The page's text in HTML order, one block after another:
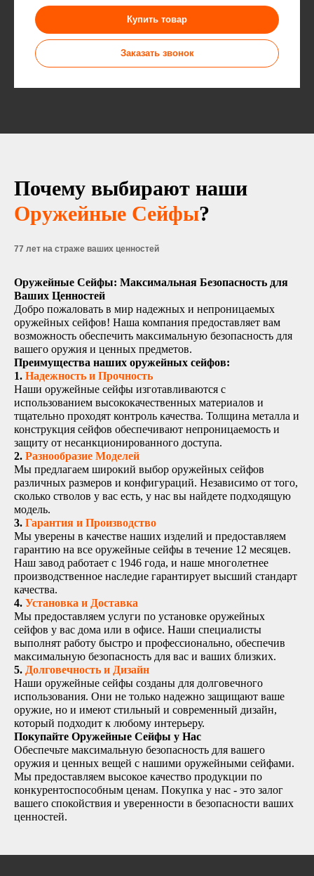
Купить товар
Заказать звонок
Почему выбирают наши
Оружейные Сейфы?
77 лет на страже ваших ценностей
Оружейные Сейфы: Максимальная Безопасность для
Ваших Ценностей
Добро пожаловать в мир надежных и непроницаемых
оружейных сейфов! Наша компания предоставляет вам
возможность обеспечить максимальную безопасность для
вашего оружия и ценных предметов.
Преимущества наших оружейных сейфов:
1. Надежность и Прочность
Наши оружейные сейфы изготавливаются с
использованием высококачественных материалов и
тщательно проходят контроль качества. Толщина металла и
конструкция сейфов обеспечивают непроницаемость и
защиту от несанкционированного доступа.
2. Разнообразие Моделей
Мы предлагаем широкий выбор оружейных сейфов
различных размеров и конфигураций. Независимо от того,
сколько стволов у вас есть, у нас вы найдете подходящую
модель.
3. Гарантия и Производство
Мы уверены в качестве наших изделий и предоставляем
гарантию на все оружейные сейфы в течение 12 месяцев.
Наш завод работает с 1946 года, и наше многолетнее
производственное наследие гарантирует высший стандарт
качества.
4. Установка и Доставка
Мы предоставляем услуги по установке оружейных
сейфов у вас дома или в офисе. Наши специалисты
выполнят работу быстро и профессионально, обеспечив
максимальную безопасность для вас и ваших близких.
5. Долговечность и Дизайн
Наши оружейные сейфы созданы для долговечного
использования. Они не только надежно защищают ваше
оружие, но и имеют стильный и современный дизайн,
который подходит к любому интерьеру.
Покупайте Оружейные Сейфы у Нас
Обеспечьте максимальную безопасность для вашего
оружия и ценных вещей с нашими оружейными сейфами.
Мы предоставляем высокое качество продукции по
конкурентоспособным ценам. Покупка у нас - это залог
вашего спокойствия и уверенности в безопасности ваших
ценностей.